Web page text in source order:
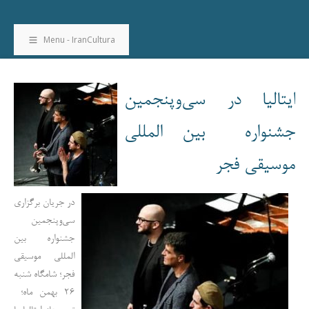
Menu - IranCultura
ایتالیا در سی‌وپنجمین
جشنواره بین المللی
موسیقی فجر
در جریان برگزاری
سی‌وپنجمین
جشنواره بین
المللی موسیقی
فجر؛ شامگاه شنبه
۲۶ بهمن ماه؛